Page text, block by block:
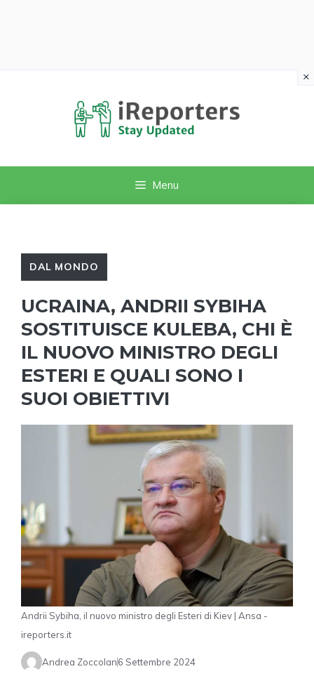
Menu
DAL MONDO
UCRAINA, ANDRII SYBIHA
SOSTITUISCE KULEBA, CHI È
IL NUOVO MINISTRO DEGLI
ESTERI E QUALI SONO I
SUOI OBIETTIVI
Andrii Sybiha, il nuovo ministro degli Esteri di Kiev | Ansa -
ireporters.it
Andrea Zoccolan6 Settembre 2024
×